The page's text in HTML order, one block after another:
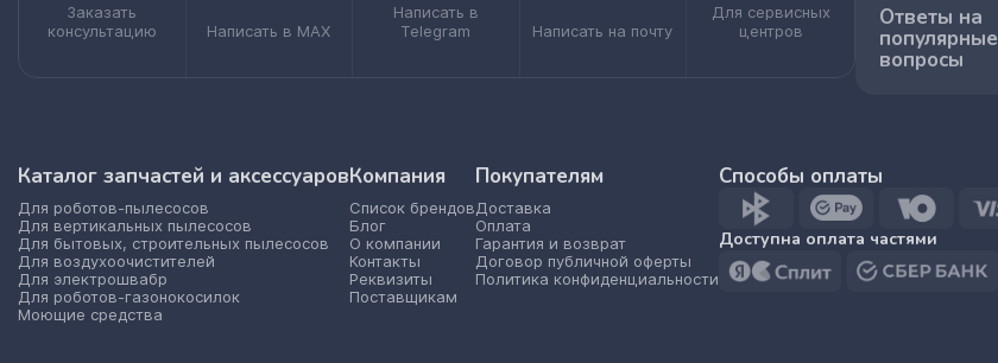
Заказать
консультацию
Написать в MAX
Написать в
Telegram
Написать на почту
Для сервисных
центров
Ответы на
популярные
вопросы
Каталог запчастей и аксессуаров
Для роботов-пылесосов
Для вертикальных пылесосов
Для бытовых, строительных пылесосов
Для воздухоочистителей
Для электрошвабр
Для роботов-газонокосилок
Моющие средства
Компания
Список брендов
Блог
О компании
Контакты
Реквизиты
Поставщикам
Покупателям
Доставка
Оплата
Гарантия и возврат
Договор публичной оферты
Политика конфиденциальности
Способы оплаты
Доступна оплата частями